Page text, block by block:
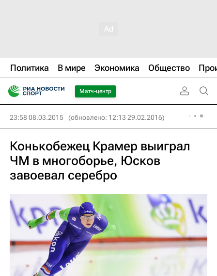
Политика В мире Экономика Общество
Матч-центр
23:58 08.03.2015 (обновлено: 12:13 29.02.2016)
Конькобежец Крамер выиграл
ЧМ в многоборье, Юсков
завоевал серебро